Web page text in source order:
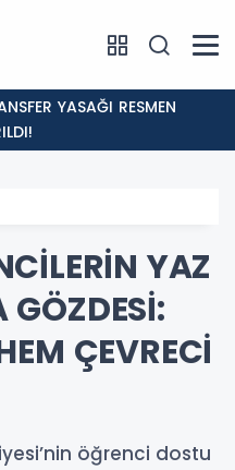
YAZ
ÇEVRECİ
öğrenci dostu